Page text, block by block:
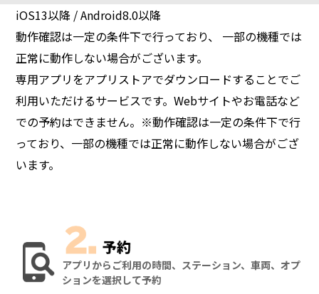
iOS13以降 / Android8.0以降
動作確認は一定の条件下で行っており、 一部の機種では
正常に動作しない場合がございます。
専用アプリをアプリストアでダウンロードすることでご
利用いただけるサービスです。Webサイトやお電話など
での予約はできません。※動作確認は一定の条件下で行
っており、一部の機種では正常に動作しない場合がござ
います。
アプリからご利用の時間、ステーション、車両、オプ
ションを選択して予約